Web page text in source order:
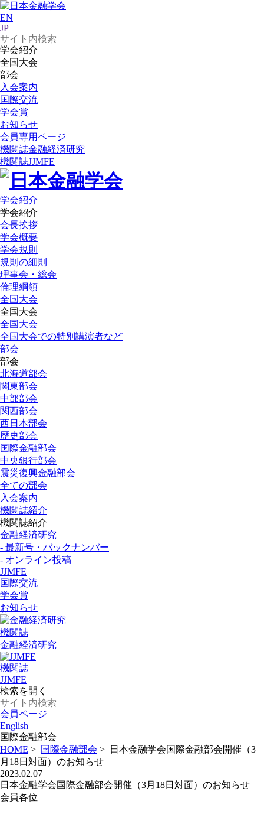
EN
JP
学会紹介
全国大会
部会
入会案内
国際交流
学会賞
お知らせ
会員専用ページ
機関誌金融経済研究
機関誌JJMFE
学会紹介
学会紹介
会長挨拶
学会概要
学会規則
規則の細則
理事会・総会
倫理綱領
全国大会
全国大会
全国大会
全国大会での特別講演者など
部会
部会
北海道部会
関東部会
中部部会
関西部会
西日本部会
歴史部会
国際金融部会
中央銀行部会
震災復興金融部会
全ての部会
入会案内
機関誌紹介
機関誌紹介
金融経済研究
- 最新号・バックナンバー
- オンライン投稿
JJMFE
国際交流
学会賞
お知らせ
機関誌
金融経済研究
機関誌
JJMFE
検索を開く
会員ページ
English
国際金融部会
HOME > 国際金融部会 >
日本金融学会国際金融部会開催（3
月18日対面）のお知らせ
2023.02.07
日本金融学会国際金融部会開催（3月18日対面）のお知らせ
会員各位